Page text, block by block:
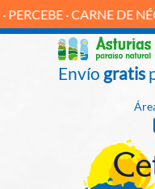
CARNE DE NÉCORA EN
Envío gratis